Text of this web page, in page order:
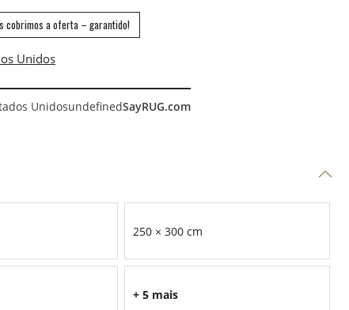
cobrimos a oferta – garantido!
UnidosundefinedSayRUG.com
250 × 300 cm
+ 5 mais